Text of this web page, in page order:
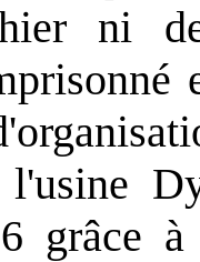
ni
l'usine
grâce à